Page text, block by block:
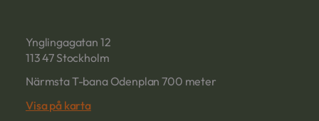
Ynglingagatan 12
113 47 Stockholm
Närmsta T-bana Odenplan 700 meter
Visa på karta